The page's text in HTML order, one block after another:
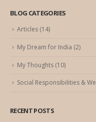
BLOG CATEGORIES
Articles (14)
My Dream for India (2)
My Thoughts (10)
Social Responsibilities & We
RECENT POSTS